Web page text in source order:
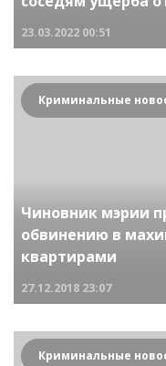
23.03.2022 00:51
Чиновник мэрии
обвинению в
квартирами
27.12.2018 23:07